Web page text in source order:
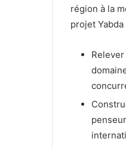
région à la
projet